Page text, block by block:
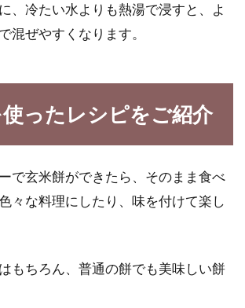
、冷たい水よりも熱湯で浸すと、よ
混ぜやすくなります。
ったレシピをご紹介
で玄米餅ができたら、そのまま食べ
々な料理にしたり、味を付けて楽し
もちろん、普通の餅でも美味しい餅